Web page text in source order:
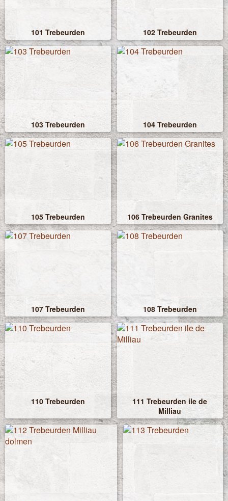
101 Trebeurden 102 Trebeurden
103 Trebeurden 104 Trebeurden
105 Trebeurden 106 Trebeurden Granites
107 Trebeurden 108 Trebeurden
110 Trebeurden
111 Trebeurden ile de
Milliau